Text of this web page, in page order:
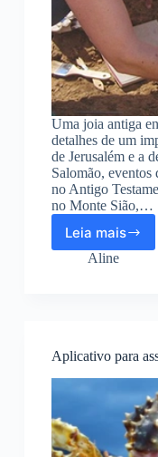
Uma joia antiga
detalhes de um
de Jerusalém e a
Salomão, eventos
no Antigo
no Monte Sião,…
Leia mais
Joia
antiga
Aline
Aplicativo para